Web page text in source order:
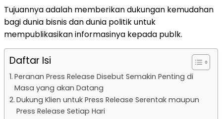
Tujuannya adalah memberikan dukungan kemudahan
bagi dunia bisnis dan dunia politik untuk
mempublikasikan informasinya kepada publk.
Daftar Isi
Peranan Press Release Disebut Semakin Penting di
Masa yang akan Datang
Dukung Klien untuk Press Release Serentak maupun
Press Release Setiap Hari